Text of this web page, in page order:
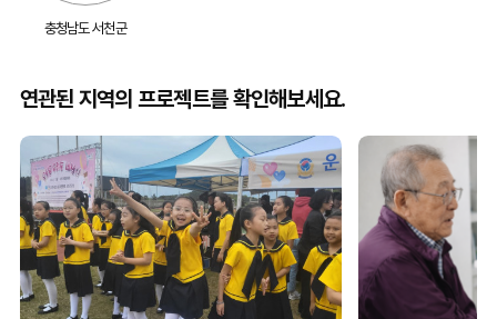
충청남도 서천군
연관된 지역의 프로젝트를 확인해보세요.